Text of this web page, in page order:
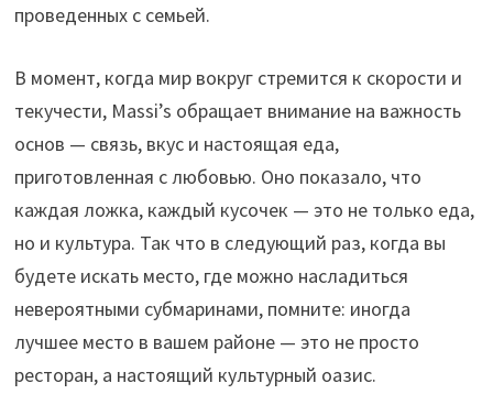
проведенных с семьей.
В момент, когда мир вокруг стремится к скорости и
текучести, Massi’s обращает внимание на важность
основ — связь, вкус и настоящая еда,
приготовленная с любовью. Оно показало, что
каждая ложка, каждый кусочек — это не только еда,
но и культура. Так что в следующий раз, когда вы
будете искать место, где можно насладиться
невероятными субмаринами, помните: иногда
лучшее место в вашем районе — это не просто
ресторан, а настоящий культурный оазис.